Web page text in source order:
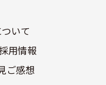
いて
用情報
ご感想